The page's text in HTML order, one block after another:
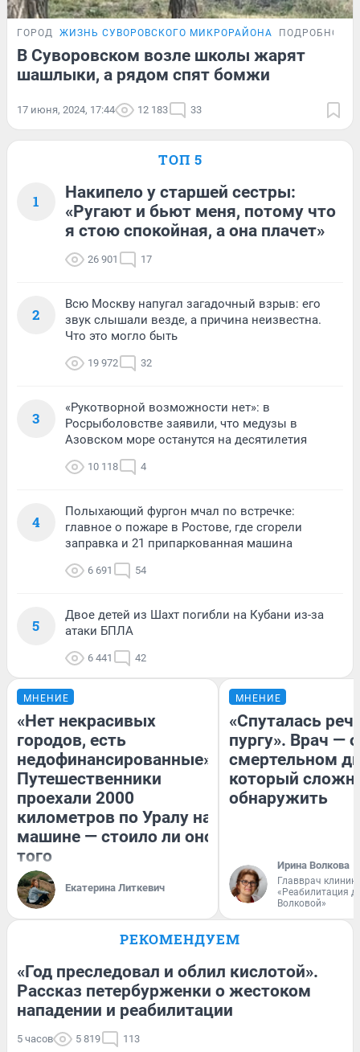
ГОРОД ЖИЗНЬ СУВОРОВСКОГО МИКРОРАЙОНА ПОДРОБНОСТИ
В Суворовском возле школы жарят
шашлыки, а рядом спят бомжи
17 июня, 2024, 17:44 12 183 33
ТОП 5
1
Накипело у старшей сестры:
«Ругают и бьют меня, потому что
я стою спокойная, а она плачет»
26 901 17
2
Всю Москву напугал загадочный взрыв: его
звук слышали везде, а причина неизвестна.
Что это могло быть
19 972 32
3
«Рукотворной возможности нет»: в
Росрыболовстве заявили, что медузы в
Азовском море останутся на десятилетия
10 118 4
4
Полыхающий фургон мчал по встречке:
главное о пожаре в Ростове, где сгорели
заправка и 21 припаркованная машина
6 691 54
5
Двое детей из Шахт погибли на Кубани из-за
атаки БПЛА
6 441 42
МНЕНИЕ
«Нет некрасивых
городов, есть
недофинансированные».
Путешественники
проехали 2000
километров по Уралу на
машине — стоило ли оно
того
Екатерина Литкевич
МНЕНИЕ
«Спуталась
пургу». Врач — о
смертельном
который
обнаружить
Ирина Волкова
Главврач
«Реабилитация
Волковой»
РЕКОМЕНДУЕМ
«Год преследовал и облил кислотой».
Рассказ петербурженки о жестоком
нападении и реабилитации
5 часов 5 819 113